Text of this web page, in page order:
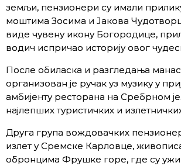
земљи, пензионери су имали
моштима Зосима и Јакова
виде чувену икону Богородице,
водич испричао историју овог
После обиласка и разгледања
организован је ручак уз музику у
амбијенту ресторана на Сребрном
најлепших туристичких и
Друга група вождовачких
излет у Сремске Карловце,
обронцима Фрушке горе, где су